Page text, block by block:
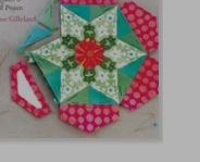
50%
dcto.
$
$